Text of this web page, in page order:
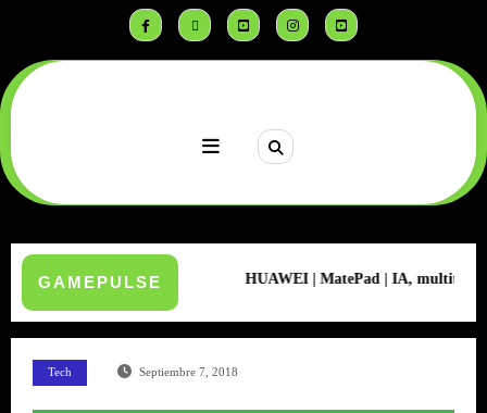
GAMEPULSE
2026 HUAWEI | MatePad | IA, multitasking y
Tech Septiembre 7, 2018